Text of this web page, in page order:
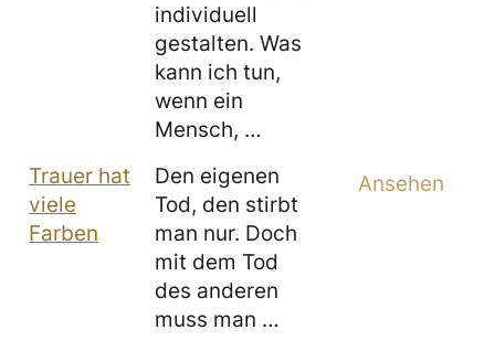
individuell
gestalten. Was
kann ich tun,
wenn ein
Mensch, …
Trauer hat
viele
Farben
Den eigenen
Tod, den stirbt
man nur. Doch
mit dem Tod
des anderen
muss man …
Ansehen